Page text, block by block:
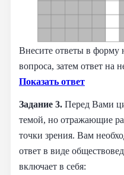
Внесите ответы в форму
вопроса, затем ответ на
Показать ответ
Задание 3. Перед Вами
темой, но отражающие
точки зрения. Вам
ответ в виде
включает в себя: